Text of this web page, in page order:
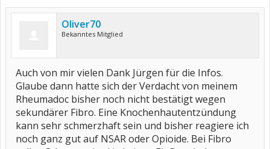
Oliver70
Bekanntes Mitglied
Auch von mir vielen Dank Jürgen für die Infos.
Glaube dann hatte sich der Verdacht von meinem
Rheumadoc bisher noch nicht bestätigt wegen
sekundärer Fibro. Eine Knochenhautentzündung
kann sehr schmerzhaft sein und bisher reagiere ich
noch ganz gut auf NSAR oder Opioide. Bei Fibro